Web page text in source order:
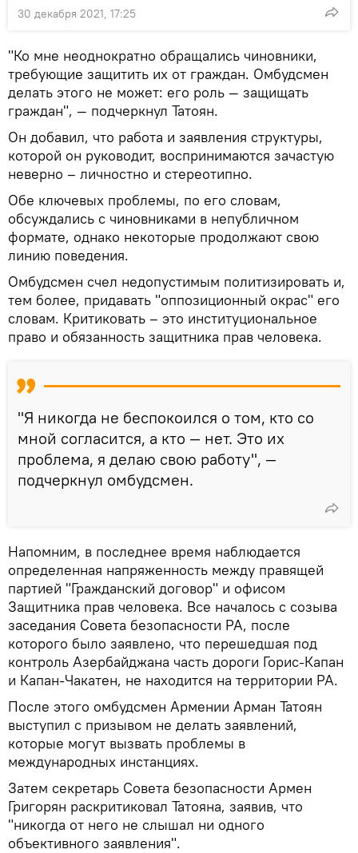
30 декабря 2021, 17:25
"Ко мне неоднократно обращались чиновники,
требующие защитить их от граждан. Омбудсмен
делать этого не может: его роль — защищать
граждан", — подчеркнул Татоян.
Он добавил, что работа и заявления структуры,
которой он руководит, воспринимаются зачастую
неверно – личностно и стереотипно.
Обе ключевых проблемы, по его словам,
обсуждались с чиновниками в непубличном
формате, однако некоторые продолжают свою
линию поведения.
Омбудсмен счел недопустимым политизировать и,
тем более, придавать "оппозиционный окрас" его
словам. Критиковать – это институциональное
право и обязанность защитника прав человека.
"Я никогда не беспокоился о том, кто со
мной согласится, а кто — нет. Это их
проблема, я делаю свою работу", —
подчеркнул омбудсмен.
Напомним, в последнее время наблюдается
определенная напряженность между правящей
партией "Гражданский договор" и офисом
Защитника прав человека. Все началось с созыва
заседания Совета безопасности РА, после
которого было заявлено, что перешедшая под
контроль Азербайджана часть дороги Горис-Капан
и Капан-Чакатен, не находится на территории РА.
После этого омбудсмен Армении Арман Татоян
выступил с призывом не делать заявлений,
которые могут вызвать проблемы в
международных инстанциях.
Затем секретарь Совета безопасности Армен
Григорян раскритиковал Татояна, заявив, что
"никогда от него не слышал ни одного
объективного заявления".